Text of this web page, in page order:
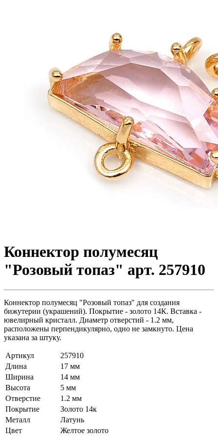
Коннектор полумесяц
"Розовый топаз" арт. 257910
Коннектор полумесяц "Розовый топаз" для создания
бижутерии (украшений). Покрытие - золото 14К. Вставка -
ювелирный кристалл. Диаметр отверстий - 1.2 мм,
расположены перпендикулярно, одно не замкнуто. Цена
указана за штуку.
Артикул
257910
Длина
17 мм
Ширина
14 мм
Высота
5 мм
Отверстие
1.2 мм
Покрытие
Золото 14к
Металл
Латунь
Цвет
Желтое золото